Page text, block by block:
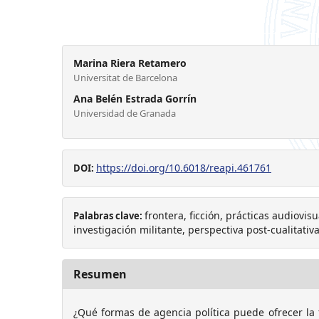
Marina Riera Retamero
Universitat de Barcelona
Ana Belén Estrada Gorrín
Universidad de Granada
DOI: https://doi.org/10.6018/reapi.461761
Palabras clave: frontera, ficción, prácticas
investigación militante, perspectiva post-cualitativa
Resumen
¿Qué formas de agencia política puede ofrecer